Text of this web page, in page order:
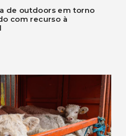
de outdoors em torno
com recurso à